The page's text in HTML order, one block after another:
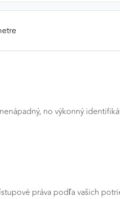
no výkonný
práva podľa vašich